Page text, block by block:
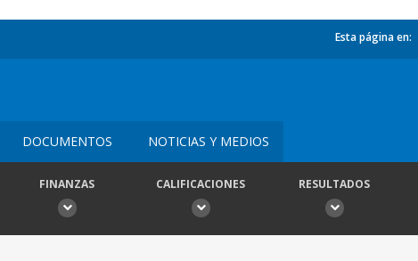
Esta página en:
DOCUMENTOS NOTICIAS Y MEDIOS
FINANZAS CALIFICACIONES RESULTADOS